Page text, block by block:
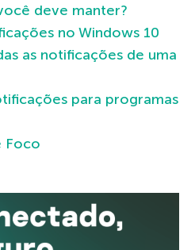
deve manter?
no Windows 10
as notificações de uma
para programas
Foco